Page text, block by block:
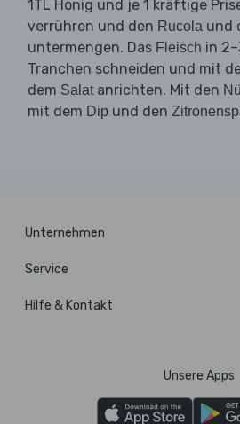
1TL Honig und je 1 kräftige
verrühren und den Rucola und
untermengen. Das Fleisch in
Tranchen schneiden und mit
dem Salatanrichten. Mit den
mit dem Dip und den
Unternehmen
Service
Hilfe & Kontakt
Unsere Apps